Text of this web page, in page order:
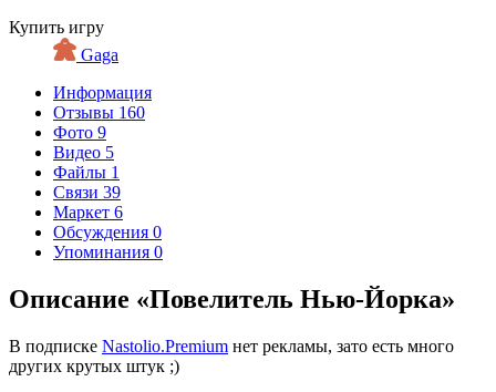
Купить игру
Gaga
Информация
Отзывы 160
Фото 9
Видео 5
Файлы 1
Связи 39
Маркет 6
Обсуждения 0
Упоминания 0
Описание «Повелитель Нью-Йорка»
В подписке Nastolio.Premium нет рекламы, зато есть много
других крутых штук ;)